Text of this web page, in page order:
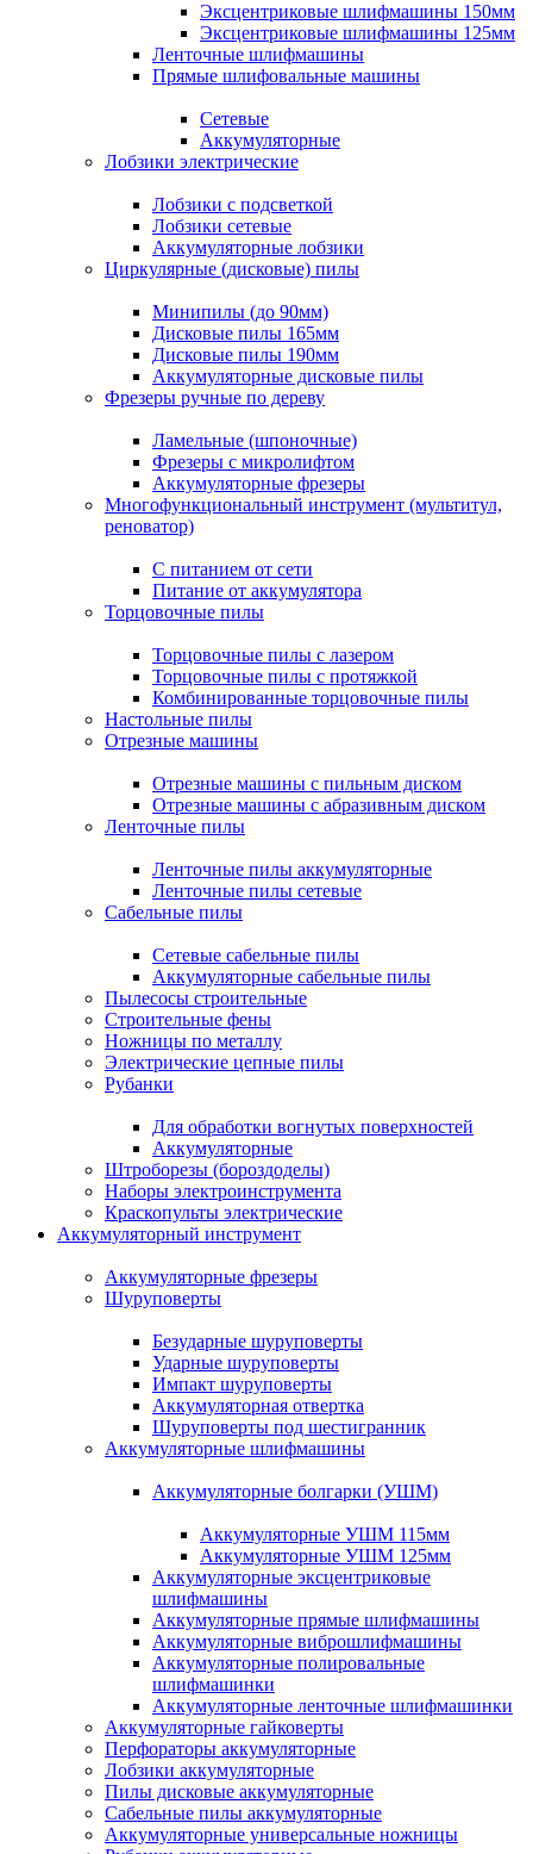
Эксцентриковые шлифмашины 150мм
Эксцентриковые шлифмашины 125мм
Ленточные шлифмашины
Прямые шлифовальные машины
Сетевые
Аккумуляторные
Лобзики электрические
Лобзики с подсветкой
Лобзики сетевые
Аккумуляторные лобзики
Циркулярные (дисковые) пилы
Минипилы (до 90мм)
Дисковые пилы 165мм
Дисковые пилы 190мм
Аккумуляторные дисковые пилы
Фрезеры ручные по дереву
Ламельные (шпоночные)
Фрезеры с микролифтом
Аккумуляторные фрезеры
Многофункциональный инструмент (мультитул,
реноватор)
С питанием от сети
Питание от аккумулятора
Торцовочные пилы
Торцовочные пилы с лазером
Торцовочные пилы с протяжкой
Комбинированные торцовочные пилы
Настольные пилы
Отрезные машины
Отрезные машины с пильным диском
Отрезные машины с абразивным диском
Ленточные пилы
Ленточные пилы аккумуляторные
Ленточные пилы сетевые
Сабельные пилы
Сетевые сабельные пилы
Аккумуляторные сабельные пилы
Пылесосы строительные
Строительные фены
Ножницы по металлу
Электрические цепные пилы
Рубанки
Для обработки вогнутых поверхностей
Аккумуляторные
Штроборезы (бороздоделы)
Наборы электроинструмента
Краскопульты электрические
Аккумуляторный инструмент
Аккумуляторные фрезеры
Шуруповерты
Безударные шуруповерты
Ударные шуруповерты
Импакт шуруповерты
Аккумуляторная отвертка
Шуруповерты под шестигранник
Аккумуляторные шлифмашины
Аккумуляторные болгарки (УШМ)
Аккумуляторные УШМ 115мм
Аккумуляторные УШМ 125мм
Аккумуляторные эксцентриковые
шлифмашины
Аккумуляторные прямые шлифмашины
Аккумуляторные виброшлифмашины
Аккумуляторные полировальные
шлифмашинки
Аккумуляторные ленточные шлифмашинки
Аккумуляторные гайковерты
Перфораторы аккумуляторные
Лобзики аккумуляторные
Пилы дисковые аккумуляторные
Сабельные пилы аккумуляторные
Аккумуляторные универсальные ножницы